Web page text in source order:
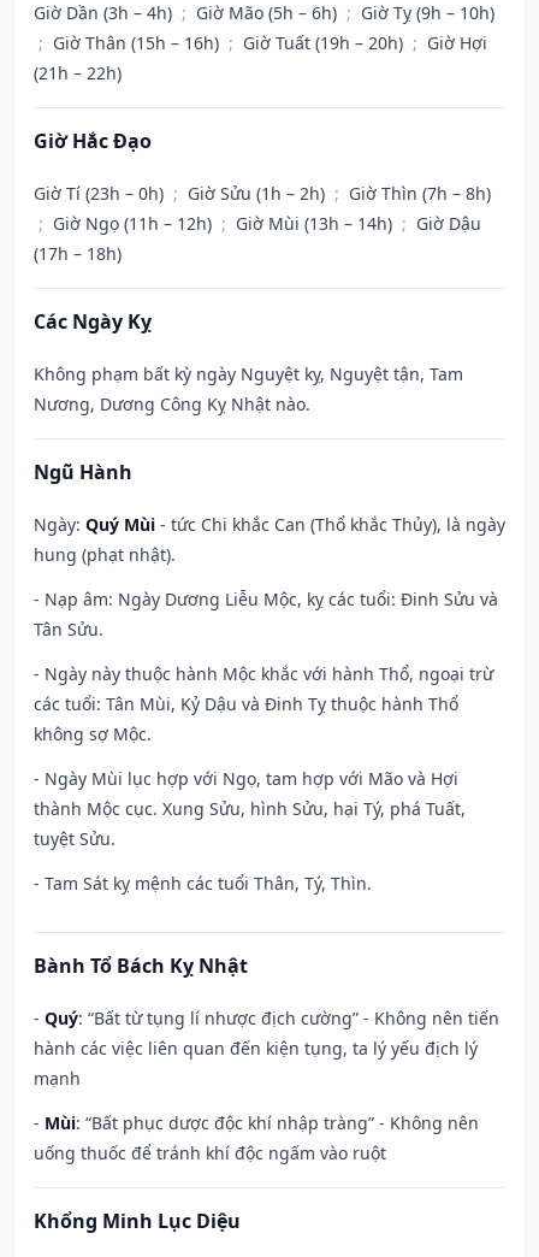
Giờ Dần (3h – 4h) ; Giờ Mão (5h – 6h) ; Giờ Tỵ (9h – 10h)
; Giờ Thân (15h – 16h) ; Giờ Tuất (19h – 20h) ; Giờ Hợi
(21h – 22h)
Giờ Hắc Đạo
Giờ Tí (23h – 0h) ; Giờ Sửu (1h – 2h) ; Giờ Thìn (7h – 8h)
; Giờ Ngọ (11h – 12h) ; Giờ Mùi (13h – 14h) ; Giờ Dậu
(17h – 18h)
Các Ngày Kỵ
Không phạm bất kỳ ngày Nguyệt kỵ, Nguyệt tận, Tam
Nương, Dương Công Kỵ Nhật nào.
Ngũ Hành
Ngày: Quý Mùi - tức Chi khắc Can (Thổ khắc Thủy), là ngày
hung (phạt nhật).
- Nạp âm: Ngày Dương Liễu Mộc, kỵ các tuổi: Đinh Sửu và
Tân Sửu.
- Ngày này thuộc hành Mộc khắc với hành Thổ, ngoại trừ
các tuổi: Tân Mùi, Kỷ Dậu và Đinh Tỵ thuộc hành Thổ
không sợ Mộc.
- Ngày Mùi lục hợp với Ngọ, tam hợp với Mão và Hợi
thành Mộc cục. Xung Sửu, hình Sửu, hại Tý, phá Tuất,
tuyệt Sửu.
- Tam Sát kỵ mệnh các tuổi Thân, Tý, Thìn.
Bành Tổ Bách Kỵ Nhật
- Quý: “Bất từ tụng lí nhược địch cường” - Không nên tiến
hành các việc liên quan đến kiện tụng, ta lý yếu địch lý
mạnh
- Mùi: “Bất phục dược độc khí nhập tràng” - Không nên
uống thuốc để tránh khí độc ngấm vào ruột
Khổng Minh Lục Diệu